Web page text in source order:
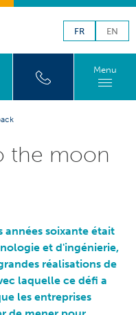
FR EN
Menu
the moon
années soixante était
et d'ingénierie,
réalisations de
laquelle ce défi a
les entreprises